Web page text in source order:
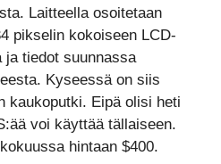
Laitteella osoitetaan
pikselin kokoiseen LCD-
tiedot suunnassa
Kyseessä on siis
kaukoputki. Eipä olisi heti
voi käyttää tällaiseen.
hintaan $400.